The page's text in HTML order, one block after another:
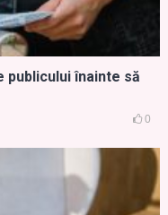
înainte să
0